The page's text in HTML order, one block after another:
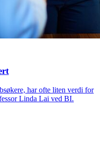
har ofte liten verdi for
Linda Lai ved BI.